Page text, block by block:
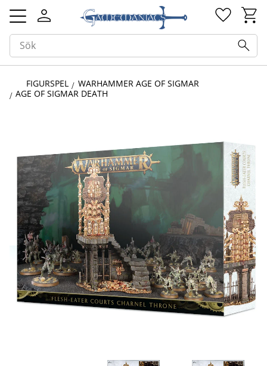
Meny
FIGURSPEL
WARHAMMER AGE OF SIGMAR
AGE OF SIGMAR DEATH